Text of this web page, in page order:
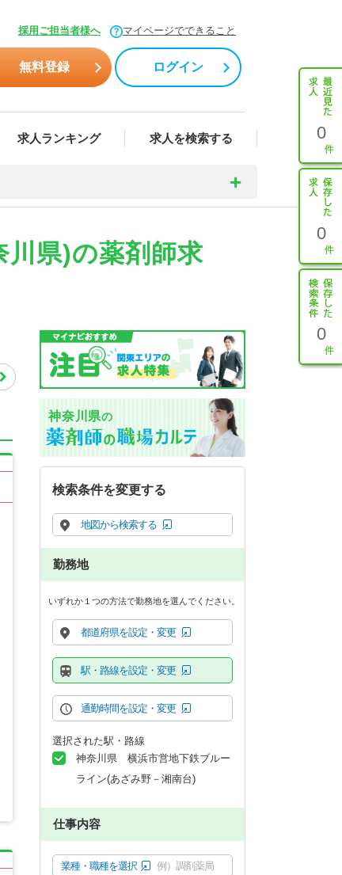
採用ご担当者様へ マイページでできること
無料登録 ログイン
求人ランキング 求人を検索する 0
0
0
県)の薬剤師求
神奈川県の
検索条件を変更する
地図から検索する
勤務地
いずれか１つの方法で勤務地を選んでください。
都道府県を設定・変更
駅・路線を設定・変更
通勤時間を設定・変更
選択された駅・路線
神奈川県 横浜市営地下鉄ブルー
ライン(あざみ野－湘南台)
仕事内容
業種・職種を選択 例）調剤薬局